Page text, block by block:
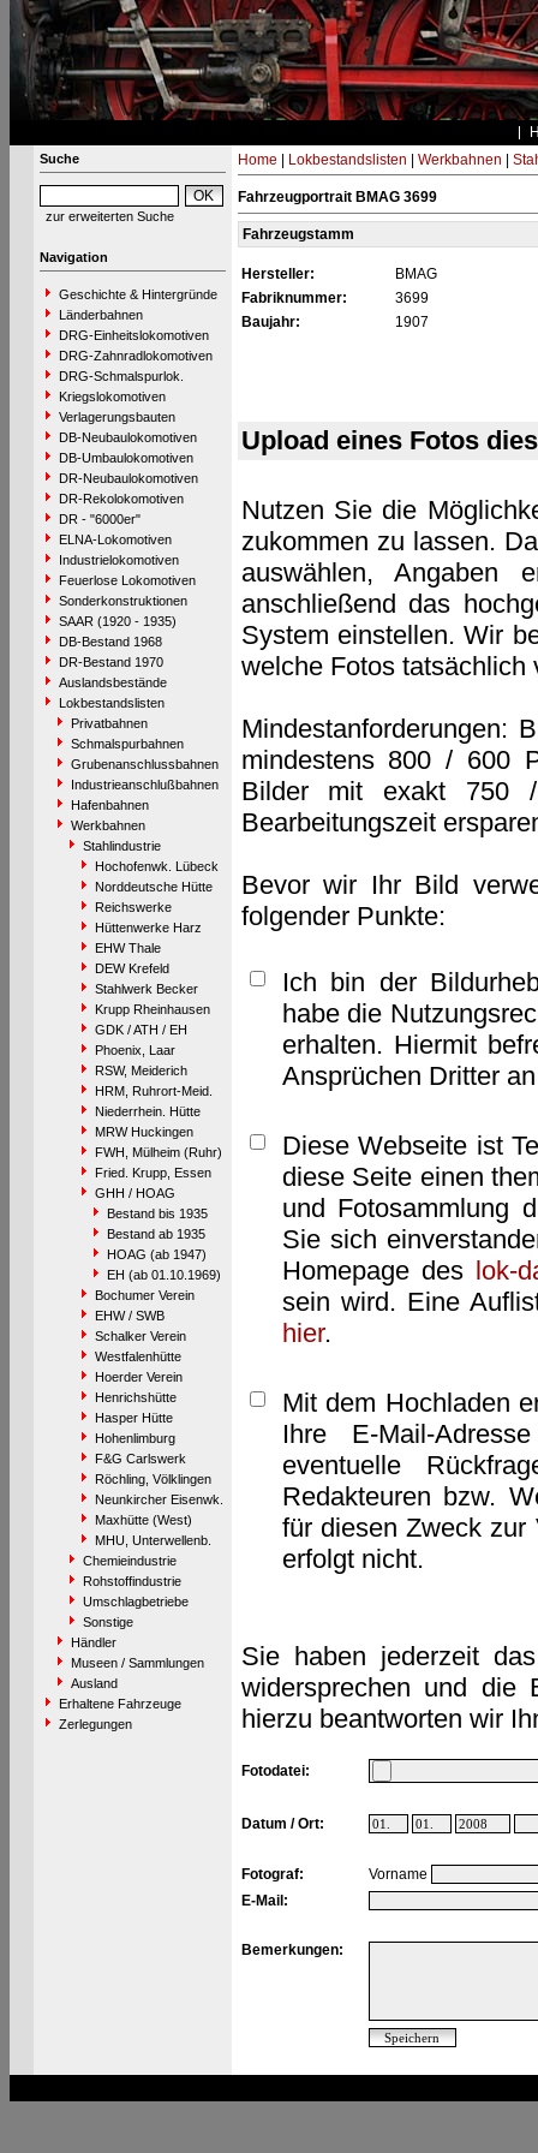
Suche
zur erweiterten Suche
Navigation
Geschichte & Hintergründe
Länderbahnen
DRG-Einheitslokomotiven
DRG-Zahnradlokomotiven
DRG-Schmalspurlok.
Kriegslokomotiven
Verlagerungsbauten
DB-Neubaulokomotiven
DB-Umbaulokomotiven
DR-Neubaulokomotiven
DR-Rekolokomotiven
DR - "6000er"
ELNA-Lokomotiven
Industrielokomotiven
Feuerlose Lokomotiven
Sonderkonstruktionen
SAAR (1920 - 1935)
DB-Bestand 1968
DR-Bestand 1970
Auslandsbestände
Lokbestandslisten
Privatbahnen
Schmalspurbahnen
Grubenanschlussbahnen
Industrieanschlußbahnen
Hafenbahnen
Werkbahnen
Stahlindustrie
Hochofenwk. Lübeck
Norddeutsche Hütte
Reichswerke
Hüttenwerke Harz
EHW Thale
DEW Krefeld
Stahlwerk Becker
Krupp Rheinhausen
GDK / ATH / EH
Phoenix, Laar
RSW, Meiderich
HRM, Ruhrort-Meid.
Niederrhein. Hütte
MRW Huckingen
FWH, Mülheim (Ruhr)
Fried. Krupp, Essen
GHH / HOAG
Bestand bis 1935
Bestand ab 1935
HOAG (ab 1947)
EH (ab 01.10.1969)
Bochumer Verein
EHW / SWB
Schalker Verein
Westfalenhütte
Hoerder Verein
Henrichshütte
Hasper Hütte
Hohenlimburg
F&G Carlswerk
Röchling, Völklingen
Neunkircher Eisenwk.
Maxhütte (West)
MHU, Unterwellenb.
Chemieindustrie
Rohstoffindustrie
Umschlagbetriebe
Sonstige
Händler
Museen / Sammlungen
Ausland
Erhaltene Fahrzeuge
Zerlegungen
Home Lokbestandslisten Werkbahnen
Fahrzeugportrait BMAG 3699
Fahrzeugstamm
Hersteller:
BMAG
Fabriknummer:
3699
Baujahr:
1907
Upload eines Fotos
Nutzen Sie die
zukommen zu lassen.
auswählen, Angaben
anschließend das
System einstellen. Wir
welche Fotos tatsächlich
Mindestanforderungen:
mindestens 800 / 600
Bilder mit exakt 750
Bearbeitungszeit
Bevor wir Ihr Bild
folgender Punkte:
Ich bin der
habe die
erhalten. Hiermit
Ansprüchen Dritter
Diese Webseite ist
diese Seite einen
und Fotosammlung
Sie sich
Homepage des lok-
sein wird. Eine
hier.
Mit dem Hochladen
Ihre E-Mail-
eventuelle
Redakteuren bzw.
für diesen Zweck zur
erfolgt nicht.
Sie haben jederzeit
widersprechen und die
hierzu beantworten wir
Fotodatei:
Datum / Ort:
Fotograf:
Vorname
E-Mail:
Bemerkungen: